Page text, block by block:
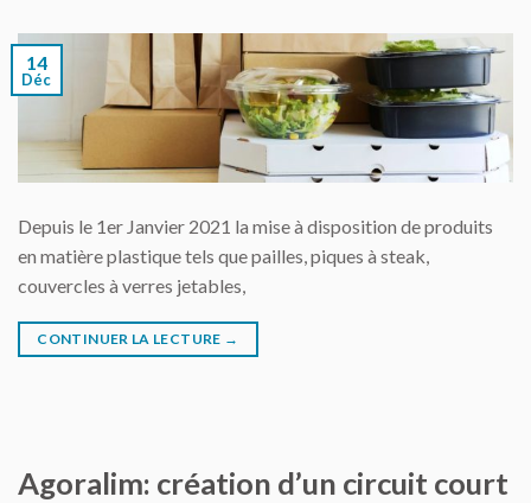
14
Déc
Depuis le 1er Janvier 2021 la mise à disposition de produits
en matière plastique tels que pailles, piques à steak,
couvercles à verres jetables,
CONTINUER LA LECTURE →
Agoralim: création d’un circuit court